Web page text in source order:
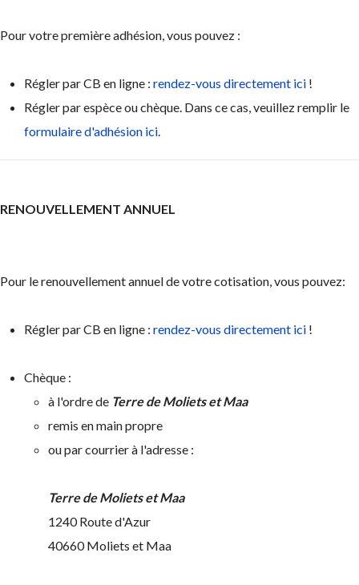
Pour votre première adhésion, vous pouvez :
Régler par CB en ligne : rendez-vous directement ici !
Régler par espèce ou chèque. Dans ce cas, veuillez remplir le
formulaire d'adhésion ici.
RENOUVELLEMENT ANNUEL
Pour le renouvellement annuel de votre cotisation, vous pouvez:
Régler par CB en ligne : rendez-vous directement ici !
Chèque :
à l'ordre de Terre de Moliets et Maa
remis en main propre
ou par courrier à l'adresse :
Terre de Moliets et Maa
1240 Route d'Azur
40660 Moliets et Maa